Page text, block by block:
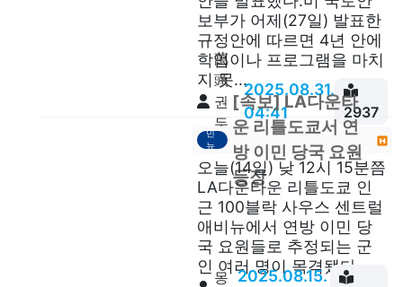
보부가 어제(27일) 발표한
규정안에 따르면 4년 안에
학업이나 프로그램을 마치
지 못...
萬
頭
권
두
안
2025.08.31.
04:41
2937
민
뉴
[속보] LA다운타
운 리틀도쿄서 연
방 이민 당국 요원
등장
오늘(14일) 낮 12시 15분쯤
LA다운타운 리틀도쿄 인
근 100블락 사우스 센트럴
애비뉴에서 연방 이민 당
국 요원들로 추정되는 군
인 여러 명이 목격됐다. ...
몽 2025.08.15.